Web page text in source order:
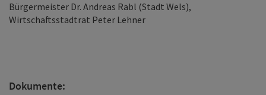
Bürgermeister Dr. Andreas Rabl (Stadt Wels),
Wirtschaftsstadtrat Peter Lehner
Dokumente: